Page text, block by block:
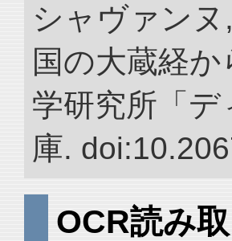
シャヴァン
国の大蔵経
学研究所「
庫.
OCR読み